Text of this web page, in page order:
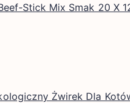
Stick Mix Smak 20 X
Żwirek Dla